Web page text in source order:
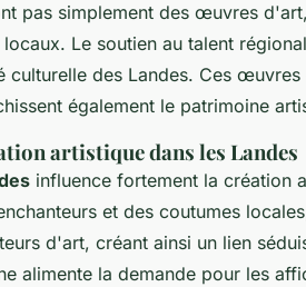
pas simplement des œuvres
Le soutien au talent
des Landes. Ces œuvres
également le patrimoine
artistique dans les Landes
influence fortement la création
et des coutumes
d'art, créant ainsi un lien
alimente la demande pour les